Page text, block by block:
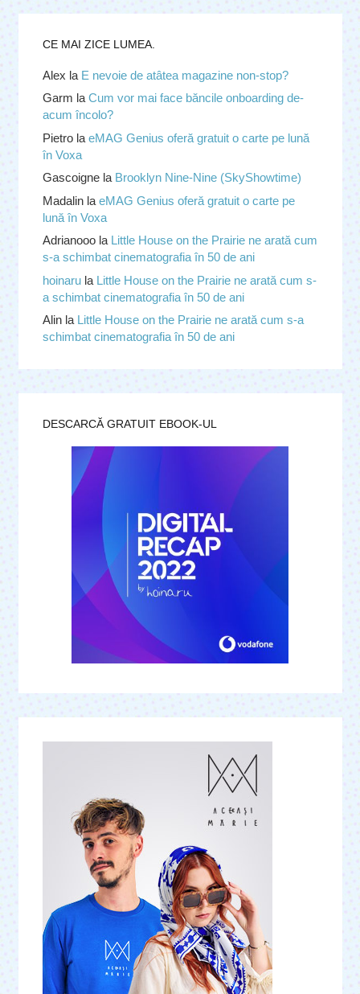
CE MAI ZICE LUMEA.
Alex la E nevoie de atâtea magazine non-stop?
Garm la Cum vor mai face băncile onboarding de-
acum încolo?
Pietrola eMAG Genius oferă gratuit o carte pe lună
în Voxa
Gascoignela Brooklyn Nine-Nine (SkyShowtime)
Madalinla eMAG Genius oferă gratuit o carte pe
lună în Voxa
Adrianooola Little House on the Prairie ne arată cum
s-a schimbat cinematografia în 50 de ani
hoinarula Little House on the Prairie ne arată cum s-
a schimbat cinematografia în 50 de ani
Alinla Little House on the Prairie ne arată cum s-a
schimbat cinematografia în 50 de ani
DESCARCĂ GRATUIT EBOOK-UL